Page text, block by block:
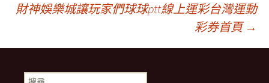
章
導
財神娛樂城讓玩家們球球ptt線上運彩台灣運動
彩券首頁 →
搜